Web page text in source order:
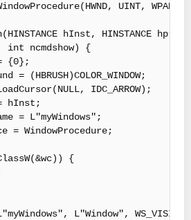
UINT,
hInst, HINSTANCE
{
{0};
(HBRUSH)COLOR_WINDOW;
IDC_ARROW);
hInst;
= L"myWindows";
WindowProcedure;
{
L"Window", WS_VISIBLE |